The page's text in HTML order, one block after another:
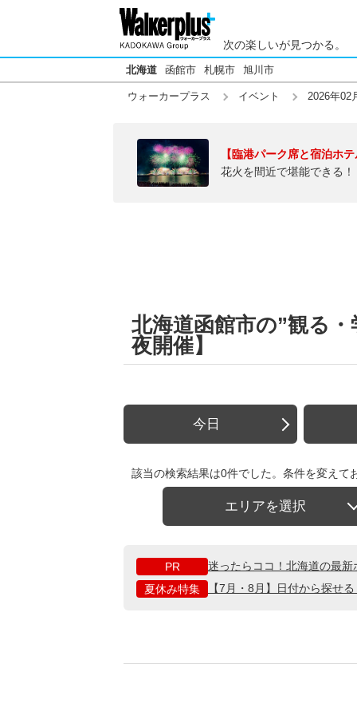
次の楽しいが見つかる。
北海道 函館市 札幌市 旭川市
ウォーカープラス イベント 2026年02
【臨港パーク席と宿泊ホ
花火を間近で堪能できる
北海道函館市の”観る
夜開催】
今日
該当の検索結果は0件でした。条件を変えて
エリアを選択
PR
迷ったらココ！北海道の最
夏休み特集
【7月・8月】日付から探せ